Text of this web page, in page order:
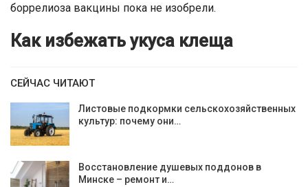
боррелиоза вакцины пока не изобрели.
Как избежать укуса клеща
СЕЙЧАС ЧИТАЮТ
Листовые подкормки сельскохозяйственных
культур: почему они…
Восстановление душевых поддонов в
Минске – ремонт и…